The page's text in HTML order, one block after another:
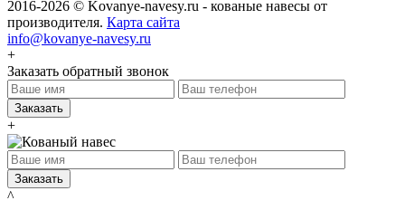
2016-2026 © Kovanye-navesy.ru - кованые навесы от
производителя. Карта сайта
info@kovanye-navesy.ru
+
Заказать обратный звонок
Заказать
+
Заказать
^